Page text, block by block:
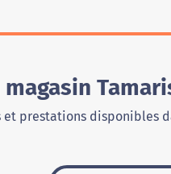
prestations disponibles